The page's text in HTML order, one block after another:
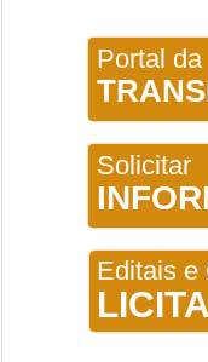
Portal da
Solicitar
Editais e